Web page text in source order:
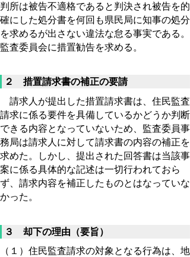
判所は被告不適格であると判決され被告を的
確にした処分書を何回も県民局に知事の処分
を求めるが出さない違法な怠る事実である。
監査委員会に措置勧告を求める。
２ 措置請求書の補正の要請
請求人が提出した措置請求書は、住民監査
請求に係る要件を具備しているかどうか判断
できる内容となっていないため、監査委員事
務局は請求人に対して請求書の内容の補正を
求めた。しかし、提出された回答書は当該事
案に係る具体的な記述は一切行われておら
ず、請求内容を補正したものとはなっていな
かった。
３ 却下の理由（要旨）
（１）住民監査請求の対象となる行為は、地